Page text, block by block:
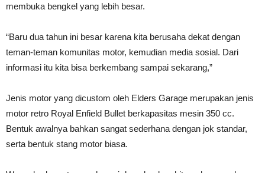
membuka bengkel yang lebih besar.
“Baru dua tahun ini besar karena kita berusaha dekat dengan
teman-teman komunitas motor, kemudian media sosial. Dari
informasi itu kita bisa berkembang sampai sekarang,”
Jenis motor yang dicustom oleh Elders Garage merupakan jenis
motor retro Royal Enfield Bullet berkapasitas mesin 350 cc.
Bentuk awalnya bahkan sangat sederhana dengan jok standar,
serta bentuk stang motor biasa.